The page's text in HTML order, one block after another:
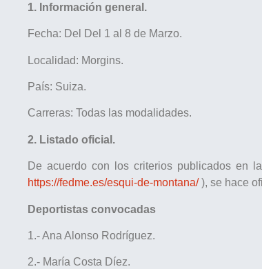
1. Información general.
Fecha: Del Del 1 al 8 de Marzo.
Localidad: Morgins.
País: Suiza.
Carreras: Todas las modalidades.
2. Listado oficial.
De acuerdo con los criterios publicados en
https://fedme.es/esqui-de-montana/), se hace
Deportistas convocadas
1.- Ana Alonso Rodríguez.
2.- María Costa Díez.